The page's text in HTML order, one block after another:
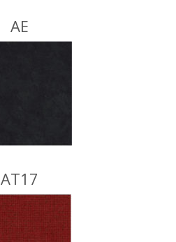
AE
AT17